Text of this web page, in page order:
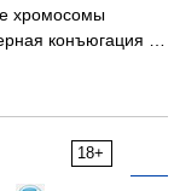
хромосомы
конъюгация …
18+